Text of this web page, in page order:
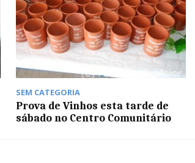
SEM CATEGORIA
Prova de Vinhos esta tarde de
sábado no Centro Comunitário